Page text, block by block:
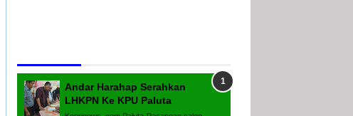
Andar Harahap Serahkan
LHKPN Ke KPU Paluta